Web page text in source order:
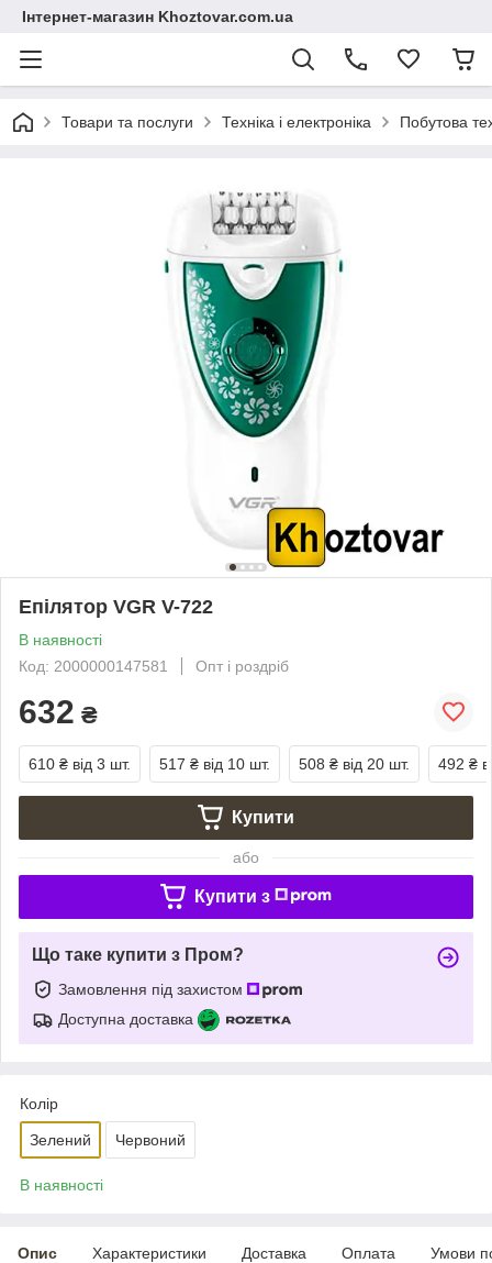
Інтернет-магазин Khoztovar.com.ua
Товари та послуги Техніка і електроніка Побутова
Епілятор VGR V-722
В наявності
Код: 2000000147581
Опт і роздріб
632 ₴
610 ₴ від 3 шт. 517 ₴ від 10 шт. 508 ₴ від 20 шт. 492 ₴
Купити
або
Купити з
Що таке купити з Пром?
Замовлення під захистом
Доступна доставка
Колір
Зелений Червоний
В наявності
Опис Характеристики Доставка Оплата Умови